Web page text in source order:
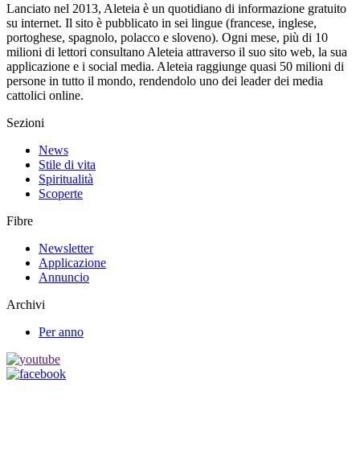
Lanciato nel 2013, Aleteia è un quotidiano di informazione gratuito
su internet. Il sito è pubblicato in sei lingue (francese, inglese,
portoghese, spagnolo, polacco e sloveno). Ogni mese, più di 10
milioni di lettori consultano Aleteia attraverso il suo sito web, la sua
applicazione e i social media. Aleteia raggiunge quasi 50 milioni di
persone in tutto il mondo, rendendolo uno dei leader dei media
cattolici online.
Sezioni
News
Stile di vita
Spiritualità
Scoperte
Fibre
Newsletter
Applicazione
Annuncio
Archivi
Per anno